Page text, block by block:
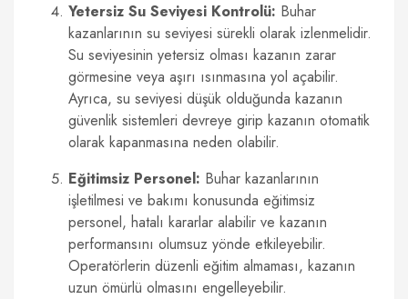
Yetersiz Su Seviyesi Kontrolü: Buhar
kazanlarının su seviyesi sürekli olarak izlenmelidir.
Su seviyesinin yetersiz olması kazanın zarar
görmesine veya aşırı ısınmasına yol açabilir.
Ayrıca, su seviyesi düşük olduğunda kazanın
güvenlik sistemleri devreye girip kazanın otomatik
olarak kapanmasına neden olabilir.
Eğitimsiz Personel: Buhar kazanlarının
işletilmesi ve bakımı konusunda eğitimsiz
personel, hatalı kararlar alabilir ve kazanın
performansını olumsuz yönde etkileyebilir.
Operatörlerin düzenli eğitim almaması, kazanın
uzun ömürlü olmasını engelleyebilir.